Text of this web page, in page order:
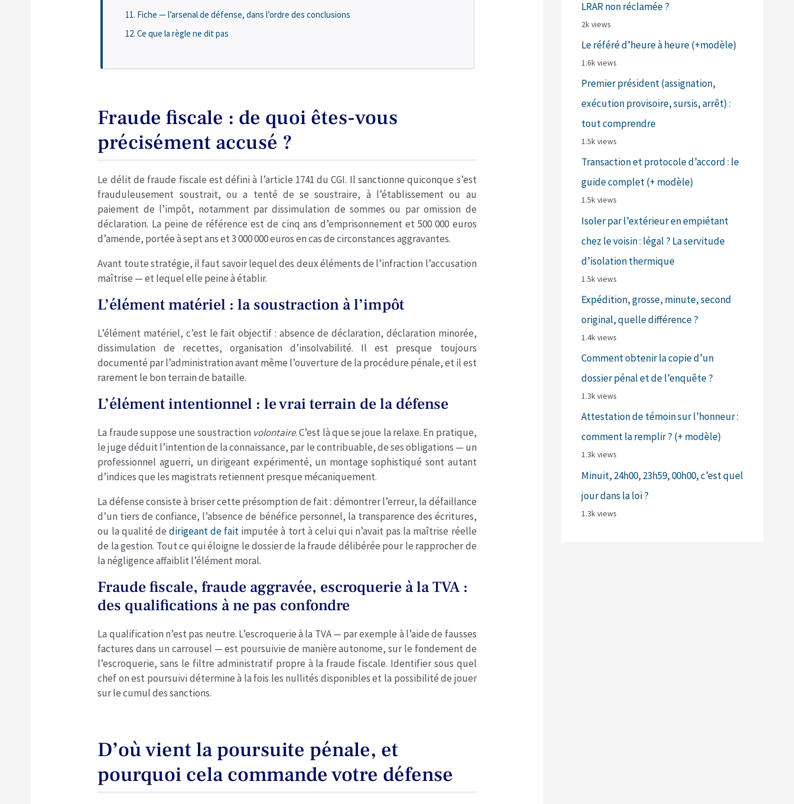
Fiche — l’arsenal de défense, dans l’ordre des conclusions
Ce que la règle ne dit pas
Fraude fiscale : de quoi êtes-vous
précisément accusé ?
Le délit de fraude fiscale est défini à l’article 1741 du CGI. Il sanctionne quiconque s’est
frauduleusement soustrait, ou a tenté de se soustraire, à l’établissement ou au
paiement de l’impôt, notamment par dissimulation de sommes ou par omission de
déclaration. La peine de référence est de cinq ans d’emprisonnement et 500 000 euros
d’amende, portée à sept ans et 3 000 000 euros en cas de circonstances aggravantes.
Avant toute stratégie, il faut savoir lequel des deux éléments de l’infraction l’accusation
maîtrise — et lequel elle peine à établir.
L’élément matériel : la soustraction à l’impôt
L’élément matériel, c’est le fait objectif : absence de déclaration, déclaration minorée,
dissimulation de recettes, organisation d’insolvabilité. Il est presque toujours
documenté par l’administration avant même l’ouverture de la procédure pénale, et il est
rarement le bon terrain de bataille.
L’élément intentionnel : le vrai terrain de la défense
La fraude suppose une soustraction volontaire. C’est là que se joue la relaxe. En pratique,
le juge déduit l’intention de la connaissance, par le contribuable, de ses obligations — un
professionnel aguerri, un dirigeant expérimenté, un montage sophistiqué sont autant
d’indices que les magistrats retiennent presque mécaniquement.
La défense consiste à briser cette présomption de fait : démontrer l’erreur, la défaillance
d’un tiers de confiance, l’absence de bénéfice personnel, la transparence des écritures,
ou la qualité de dirigeant de fait imputée à tort à celui qui n’avait pas la maîtrise réelle
de la gestion. Tout ce qui éloigne le dossier de la fraude délibérée pour le rapprocher de
la négligence affaiblit l’élément moral.
Fraude fiscale, fraude aggravée, escroquerie à la TVA :
des qualifications à ne pas confondre
La qualification n’est pas neutre. L’escroquerie à la TVA — par exemple à l’aide de fausses
factures dans un carrousel — est poursuivie de manière autonome, sur le fondement de
l’escroquerie, sans le filtre administratif propre à la fraude fiscale. Identifier sous quel
chef on est poursuivi détermine à la fois les nullités disponibles et la possibilité de jouer
sur le cumul des sanctions.
D’où vient la poursuite pénale, et
pourquoi cela commande votre défense
LRAR non réclamée ?
2k views
Le référé d’heure à heure (+modèle)
1.6k views
Premier président (assignation,
exécution provisoire, sursis, arrêt) :
tout comprendre
1.5k views
Transaction et protocole d’accord : le
guide complet (+ modèle)
1.5k views
Isoler par l’extérieur en empiétant
chez le voisin : légal ? La servitude
d’isolation thermique
1.5k views
Expédition, grosse, minute, second
original, quelle différence ?
1.4k views
Comment obtenir la copie d’un
dossier pénal et de l’enquête ?
1.3k views
Attestation de témoin sur l’honneur :
comment la remplir ? (+ modèle)
1.3k views
Minuit, 24h00, 23h59, 00h00, c’est quel
jour dans la loi ?
1.3k views